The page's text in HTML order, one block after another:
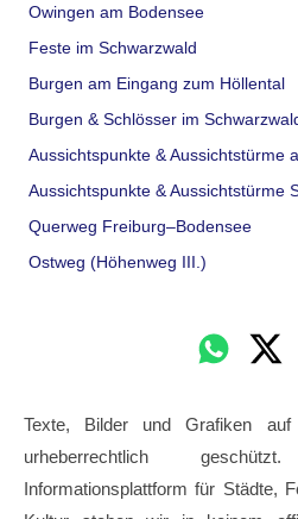
Owingen am Bodensee
Feste im Schwarzwald
Burgen am Eingang zum Höllental
Burgen & Schlösser im
Aussichtspunkte & Aussichtstürme
Aussichtspunkte & Aussichtstürme
Querweg Freiburg–Bodensee
Ostweg (Höhenweg III.)
Texte, Bilder und Grafiken
urheberrechtlich
Informationsplattform für Städte,